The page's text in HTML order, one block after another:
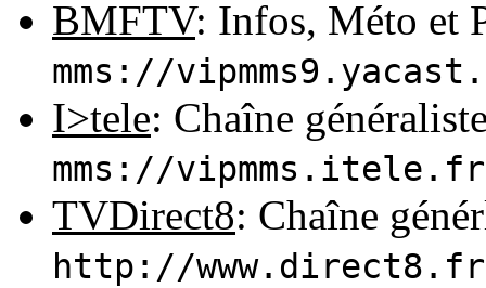
BMFTV: Infos, Méto et
mms://
I>tele: Chaîne
mms://
TVDirect8: Chaîne
http://